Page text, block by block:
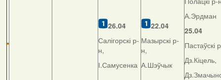
26.04
Салігорскі р-
н,
І.Самусенка
22.04
Мазырскі р-
н,
А.Шэўчык
А.Эрдман
25.04
Пастаўскі
Дз.Кіцель,